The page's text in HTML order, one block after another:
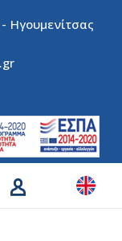
Ηγουμενίτσας